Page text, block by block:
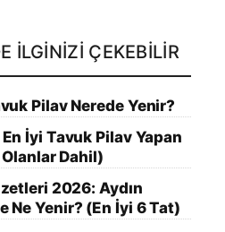
İLGINIZI ÇEKEBILIR
Pilav Nerede Yenir?
İyi Tavuk Pilav Yapan
Dahil)
2026: Aydın
Ne Yenir? (En İyi 6 Tat)